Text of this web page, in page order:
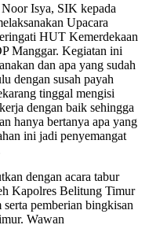
Isya, SIK kepada
Upacara
HUT Kemerdekaan
Manggar. Kegiatan ini
dan apa yang sudah
dengan susah payah
tinggal mengisi
dengan baik sehingga
hanya bertanya apa yang
ini jadi penyemangat
dengan acara tabur
Kapolres Belitung Timur
pemberian bingkisan
Wawan